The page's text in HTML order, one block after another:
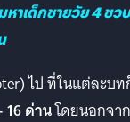
าเด็กชายวัย 4 ขว
ไป ที่ในแต่ละบ
16 ด่านโดยนอกจา